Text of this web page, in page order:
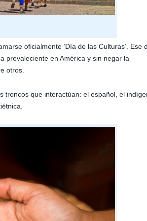
oficialmente ‘Día de las Culturas’. Ese
prevaleciente en América y sin negar la
otros.
troncos que interactúan: el español, el